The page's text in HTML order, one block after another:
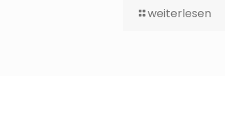
weiterlesen